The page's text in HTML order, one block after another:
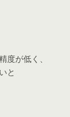
が低く、
と